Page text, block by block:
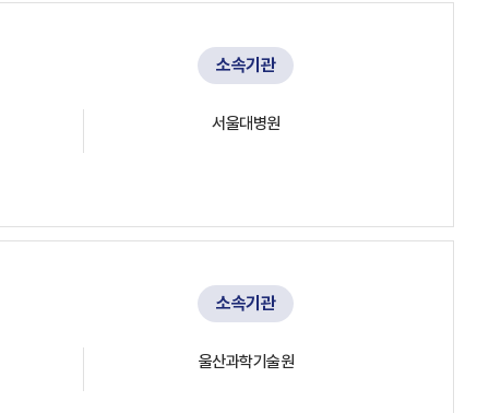
소속기관
서울대병원
소속기관
울산과학기술원